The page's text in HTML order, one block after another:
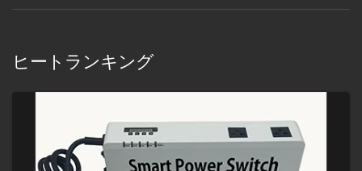
ヒートランキング